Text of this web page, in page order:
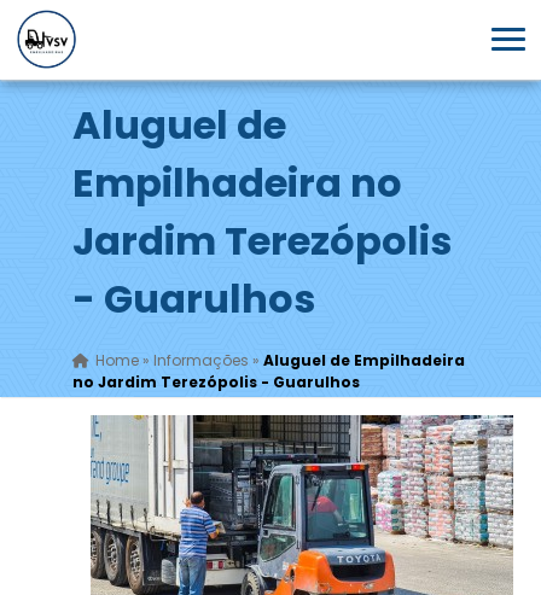
Aluguel de
Empilhadeira no
Jardim Terezópolis
- Guarulhos
Home» Informações » Aluguel de Empilhadeira
no Jardim Terezópolis - Guarulhos